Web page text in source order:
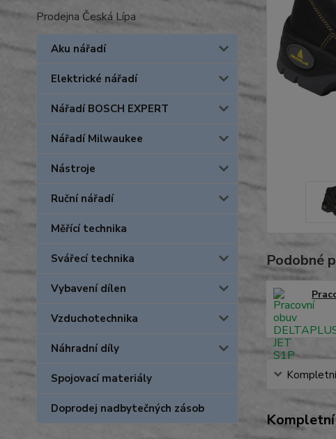
Prodejna Česká Lípa
Aku nářadí
Elektrické nářadí
Nářadí BOSCH EXPERT
Nářadí Milwaukee
Nástroje
Ruční nářadí
Měřící technika
Svářecí technika
Vybavení dílen
Vzduchotechnika
Náhradní díly
Spojovací materiály
Doprodej nadbytečných zásob
Podobné